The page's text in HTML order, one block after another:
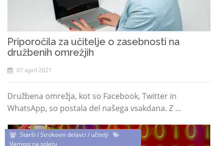
Priporočila za učitelje o zasebnosti na
družbenih omrežjih
07 april 2021
Družbena omrežja, kot so Facebook, Twitter in
WhatsApp, so postala del našega vsakdana. Z ...
Starši / Strokovni delavci / učitelji
Varnost na spletu